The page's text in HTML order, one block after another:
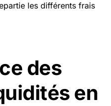
les différents frais
des
en